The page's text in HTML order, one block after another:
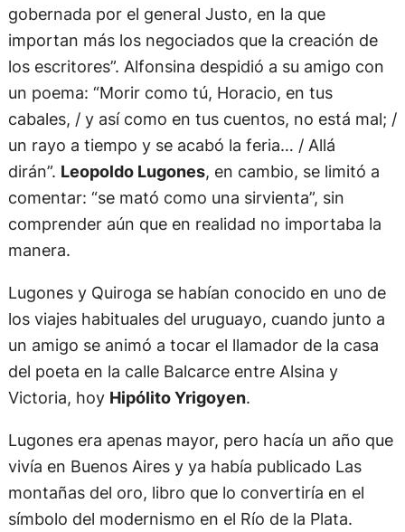
gobernada por el general Justo, en la que
importan más los negociados que la creación de
los escritores”. Alfonsina despidió a su amigo con
un poema: “Morir como tú, Horacio, en tus
cabales, / y así como en tus cuentos, no está mal; /
un rayo a tiempo y se acabó la feria… / Allá
dirán”. Leopoldo Lugones, en cambio, se limitó a
comentar: “se mató como una sirvienta”, sin
comprender aún que en realidad no importaba la
manera.
Lugones y Quiroga se habían conocido en uno de
los viajes habituales del uruguayo, cuando junto a
un amigo se animó a tocar el llamador de la casa
del poeta en la calle Balcarce entre Alsina y
Victoria, hoy Hipólito Yrigoyen.
Lugones era apenas mayor, pero hacía un año que
vivía en Buenos Aires y ya había publicado Las
montañas del oro, libro que lo convertiría en el
símbolo del modernismo en el Río de la Plata.